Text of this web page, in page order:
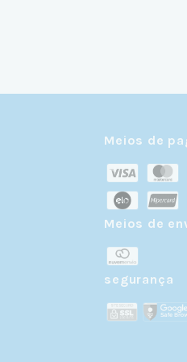
Meios de
Meios de
segurança